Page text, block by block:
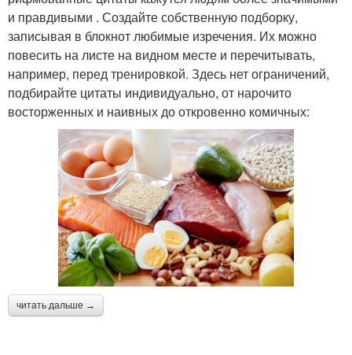
и правдивыми . Создайте собственную подборку,
записывая в блокнот любимые изречения. Их можно
повесить на листе на видном месте и перечитывать,
например, перед тренировкой. Здесь нет ограничений,
подбирайте цитаты индивидуально, от нарочито
восторженных и наивных до откровенно комичных:
читать дальше →